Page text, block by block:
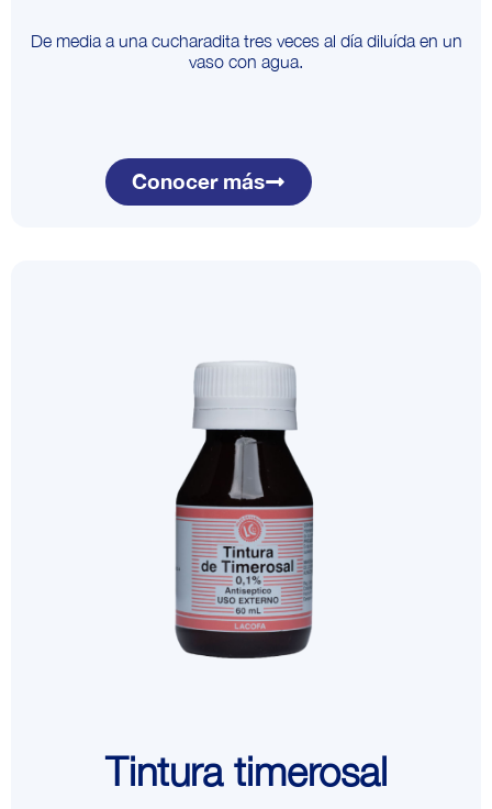
De media a una cucharadita tres veces al día diluída en un
vaso con agua.
Conocer más
Tintura timerosal